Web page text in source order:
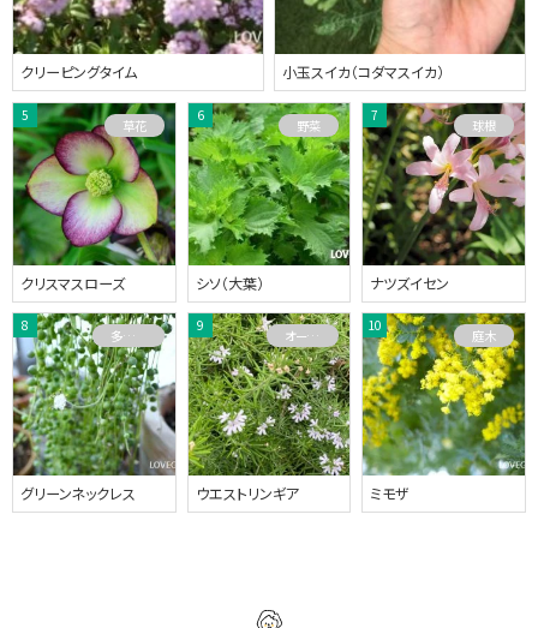
クリーピングタイム 小玉スイカ（コダマスイカ）
クリスマスローズ
草花
シソ（大葉）
野菜
ナツズイセン
球根
グリーンネックレス
多肉植物
ウエストリンギア
オーストラリアプランツ
ミモザ
庭木